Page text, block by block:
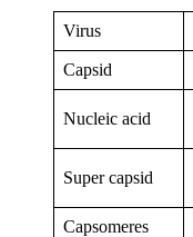
Virus
Capsid
Nucleic acid
Super capsid
Capsomeres